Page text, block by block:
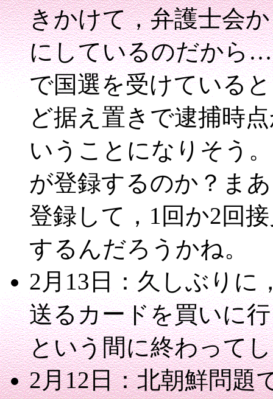
きかけて，弁護士会
にしているのだから
で国選を受けている
ど据え置きで逮捕時
いうことになりそう
が登録するのか？ま
登録して，1回か2回
するんだろうかね。
2月13日：久しぶりに
送るカードを買いに
という間に終わって
2月12日：北朝鮮問題